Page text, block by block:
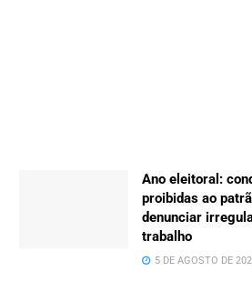
Ano eleitoral:
proibidas ao
denunciar
trabalho
5 DE AGOSTO DE